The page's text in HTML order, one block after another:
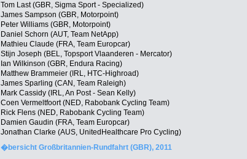
Tom Last (GBR, Sigma Sport - Specialized)
James Sampson (GBR, Motorpoint)
Peter Williams (GBR, Motorpoint)
Daniel Schorn (AUT, Team NetApp)
Mathieu Claude (FRA, Team Europcar)
Stijn Joseph (BEL, Topsport Vlaanderen - Mercator)
Ian Wilkinson (GBR, Endura Racing)
Matthew Brammeier (IRL, HTC-Highroad)
James Sparling (CAN, Team Raleigh)
Mark Cassidy (IRL, An Post - Sean Kelly)
Coen Vermeltfoort (NED, Rabobank Cycling Team)
Rick Flens (NED, Rabobank Cycling Team)
Damien Gaudin (FRA, Team Europcar)
Jonathan Clarke (AUS, UnitedHealthcare Pro Cycling)
�bersicht Großbritannien-Rundfahrt (GBR), 2011